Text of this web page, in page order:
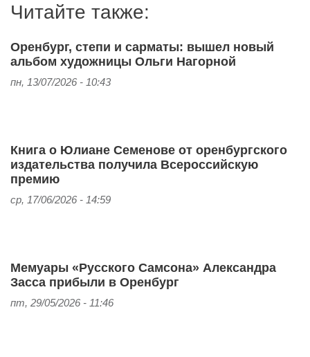
Читайте также:
Оренбург, степи и сарматы: вышел новый
альбом художницы Ольги Нагорной
пн, 13/07/2026 - 10:43
Книга о Юлиане Семенове от оренбургского
издательства получила Всероссийскую
премию
ср, 17/06/2026 - 14:59
Мемуары «Русского Самсона» Александра
Засса прибыли в Оренбург
пт, 29/05/2026 - 11:46